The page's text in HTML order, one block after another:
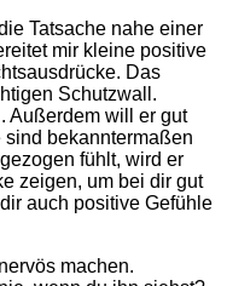
Tatsache nahe einer
mir kleine positive
Das
Schutzwall.
Außerdem will er gut
sind bekanntermaßen
fühlt, wird er
zeigen, um bei dir gut
auch positive Gefühle
machen.